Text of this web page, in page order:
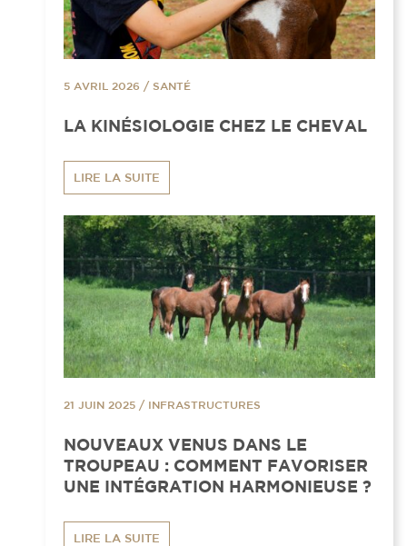
5 AVRIL 2026 / SANTÉ
LA KINÉSIOLOGIE CHEZ LE CHEVAL
LIRE LA SUITE
21 JUIN 2025 / INFRASTRUCTURES
NOUVEAUX VENUS DANS LE
TROUPEAU : COMMENT FAVORISER
UNE INTÉGRATION HARMONIEUSE ?
LIRE LA SUITE